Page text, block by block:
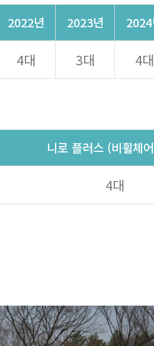
2022년 2023년
4대 3대 4대
니로 플러스 (비휠체
4대